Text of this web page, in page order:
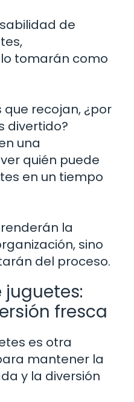
de
tomarán como
que recojan, ¿por
divertido?
una
quién puede
en un tiempo
la
sino
del proceso.
juguetes:
fresca
es otra
mantener la
y la diversión